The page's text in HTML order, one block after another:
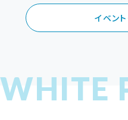
イベン